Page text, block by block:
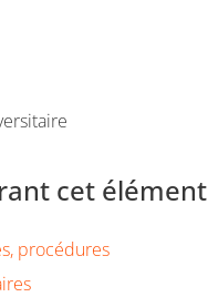
cet élément
procédures